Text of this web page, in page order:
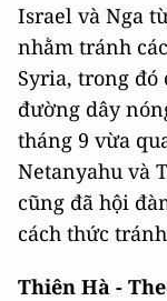
Israel và Nga
nhằm tránh
Syria, trong
đường dây
tháng 9 vừa
Netanyahu và
cũng đã hội
cách thức
Thiên Hà -